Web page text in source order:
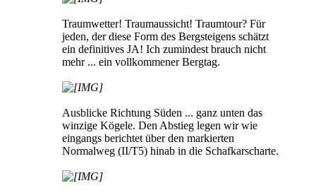
Traumwetter! Traumaussicht! Traumtour? Für
jeden, der diese Form des Bergsteigens schätzt
ein definitives JA! Ich zumindest brauch nicht
mehr ... ein vollkommener Bergtag.
Ausblicke Richtung Süden ... ganz unten das
winzige Kögele. Den Abstieg legen wir wie
eingangs berichtet über den markierten
Normalweg (II/T5) hinab in die Schafkarscharte.